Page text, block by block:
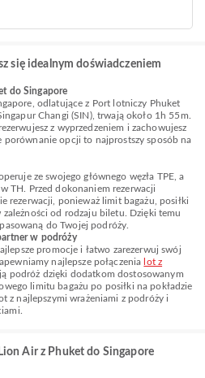
się idealnym doświadczeniem
do Singapore
odlatujące z Port lotniczy Phuket
Changi (SIN), trwają około 1h 55m.
z wyprzedzeniem i zachowujesz
porównanie opcji to najprostszy sposób na
ze swojego głównego węzła TPE, a
TH. Przed dokonaniem rezerwacji
rezerwacji, ponieważ limit bagażu, posiłki
od rodzaju biletu. Dzięki temu
do Twojej podróży.
w podróży
promocje i łatwo zarezerwuj swój
najlepsze połączenia lot z
podróż dzięki dodatkom dostosowanym
limitu bagażu po posiłki na pokładzie
z najlepszymi wrażeniami z podróży i
Air z Phuket do Singapore